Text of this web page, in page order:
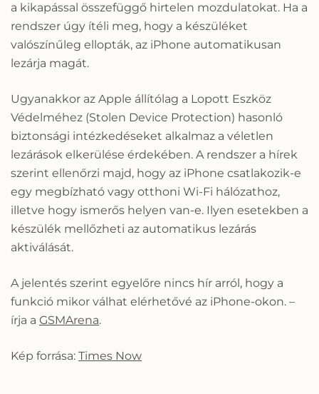
a kikapással összefüggő hirtelen mozdulatokat. Ha a
rendszer úgy ítéli meg, hogy a készüléket
valószínűleg ellopták, az iPhone automatikusan
lezárja magát.
Ugyanakkor az Apple állítólag a Lopott Eszköz
Védelméhez (Stolen Device Protection) hasonló
biztonsági intézkedéseket alkalmaz a véletlen
lezárások elkerülése érdekében. A rendszer a hírek
szerint ellenőrzi majd, hogy az iPhone csatlakozik-e
egy megbízható vagy otthoni Wi-Fi hálózathoz,
illetve hogy ismerős helyen van-e. Ilyen esetekben a
készülék mellőzheti az automatikus lezárás
aktiválását.
A jelentés szerint egyelőre nincs hír arról, hogy a
funkció mikor válhat elérhetővé az iPhone-okon. –
írja a GSMArena.
Kép forrása: Times Now